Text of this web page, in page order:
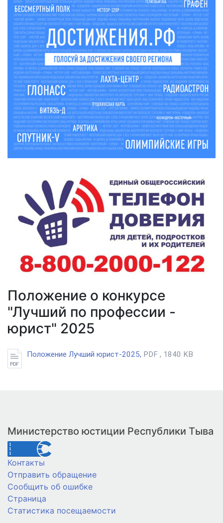
Положение о конкурсе
"Лучший по профессии -
юрист" 2025
Положение Лучший юрист-2025, PDF , 1840 KB
Министерство юстиции Республики Тыва
Контакты
Отправить обращение
Сообщить об ошибке
Страница
Статистика посещаемости